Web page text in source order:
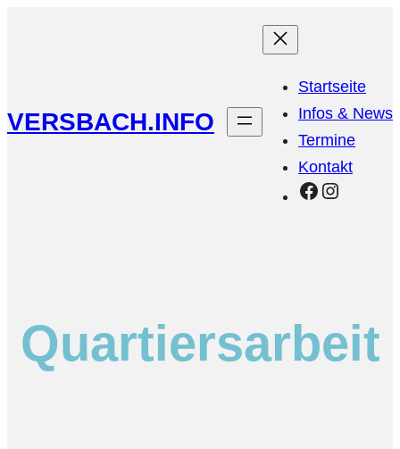
VERSBACH.INFO
Startseite
Infos & News
Termine
Kontakt
Facebook
Quartiersarbeit